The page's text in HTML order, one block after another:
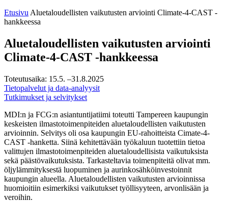
Etusivu Aluetaloudellisten vaikutusten arviointi Climate-4-CAST -
hankkeessa
Aluetaloudellisten vaikutusten arviointi
Climate-4-CAST -hankkeessa
Toteutusaika: 15.5. –31.8.2025
Tietopalvelut ja data-analyysit
Tutkimukset ja selvitykset
MDI:n ja FCG:n asiantuntijatiimi toteutti Tampereen kaupungin
keskeisten ilmastotoimenpiteiden aluetaloudellisten vaikutusten
arvioinnin. Selvitys oli osa kaupungin EU-rahoitteista Cimate-4-
CAST -hanketta. Siinä kehitettävään työkaluun tuotettiin tietoa
valittujen ilmastotoimenpiteiden aluetaloudellisista vaikutuksista
sekä päästövaikutuksista. Tarkasteltavia toimenpiteitä olivat mm.
öljylämmityksestä luopuminen ja aurinkosähköinvestoinnit
kaupungin alueella. Aluetaloudellisten vaikutusten arvioinnissa
huomioitiin esimerkiksi vaikutukset työllisyyteen, arvonlisään ja
veroihin.